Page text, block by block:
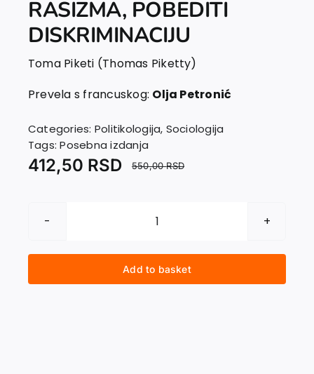
EU PROJECTS
Contact
RASIZMA, POBEDITI
DISKRIMINACIJU
Toma Piketi (Thomas Piketty)
Prevela s francuskog: Olja Petronić
Categories: Politikologija, Sociologija
Tags:Posebna izdanja
550,00RSD
412,50 RSD
SAGLEDATI
RASIZMA,
POBEDITI
Add to basket